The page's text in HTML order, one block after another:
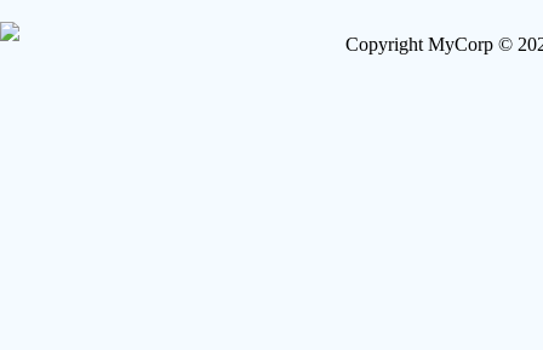
Copyright MyCorp ©